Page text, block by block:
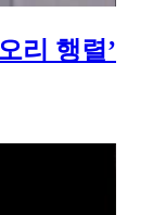
리 행렬’